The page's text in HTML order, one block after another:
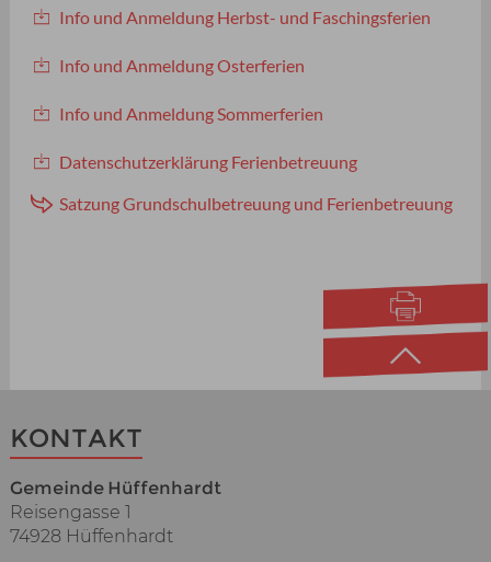
Info und Anmeldung Herbst- und Faschingsferien
Info und Anmeldung Osterferien
Info und Anmeldung Sommerferien
Datenschutzerklärung Ferienbetreuung
Satzung Grundschulbetreuung und Ferienbetreuung
KONTAKT
Gemeinde Hüffenhardt
Reisengasse 1
74928 Hüffenhardt